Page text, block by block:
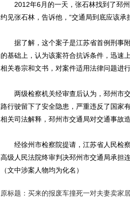
2012年6月的一天，张石林找到了邳州
约见张石林，告诉他，“交通局到底应该
据了解，这个案子是江苏省首例刑事附
的基础上，认为该案符合抗诉条件，迅速
相关卷宗和文书，对案件适用法律问题进行
两级检察机关经审查后认为，邳州市交
路行驶留下了安全隐患，严重违反了国家
相关司法解释，邳州市交通局对交通事故
经徐州市检察院提请，江苏省人民检察
高级人民法院终审判决邳州市交通局承担
（文中涉案人物均为化名）
原标题：买来的报废车撞死一对夫妻卖家